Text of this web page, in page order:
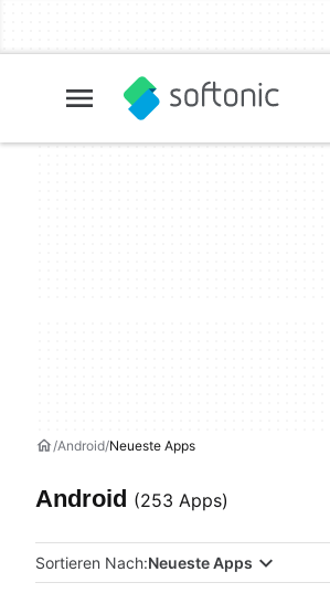
Android Neueste Apps
Android (253 Apps)
Sortieren Nach:Neueste Apps